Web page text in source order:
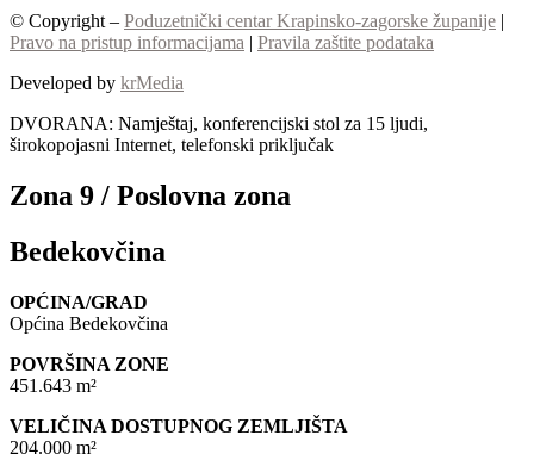
© Copyright – Poduzetnički centar Krapinsko-zagorske županije |
Pravo na pristup informacijama | Pravila zaštite podataka
Developed by krMedia
DVORANA: Namještaj, konferencijski stol za 15 ljudi,
širokopojasni Internet, telefonski priključak
Zona 9 / Poslovna zona
Bedekovčina
OPĆINA/GRAD
Općina Bedekovčina
POVRŠINA ZONE
451.643 m²
VELIČINA DOSTUPNOG ZEMLJIŠTA
204.000 m²